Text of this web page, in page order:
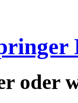
oder